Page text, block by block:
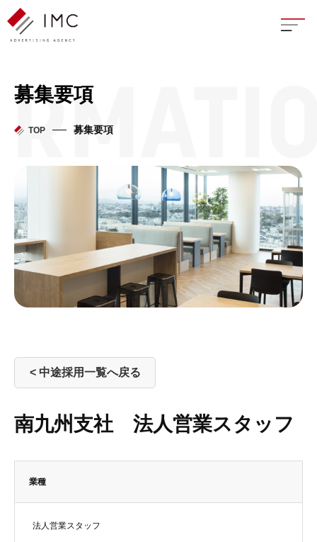
座談
よく
イン
フェ
募集要項
TOP 募集要項
< 中途採用一覧へ戻る
南九州支社 法人営業スタッフ
業種
法人営業スタッフ